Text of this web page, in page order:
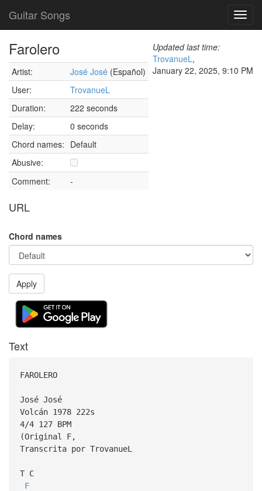
Guitar Songs
Farolero
Artist: José José (Español)
User:
TrovanueL
Duration:
222 seconds
Delay:
0 seconds
Chord names: Default
Abusive:
Comment:
-
URL
Updated last time:
TrovanueL,
January 22, 2025, 9:10 PM
Chord names
Apply
Text
FAROLERO
José José
Volcán 1978 222s
4/4 127 BPM
(Original F,
Transcrita por TrovanueL
T C
F